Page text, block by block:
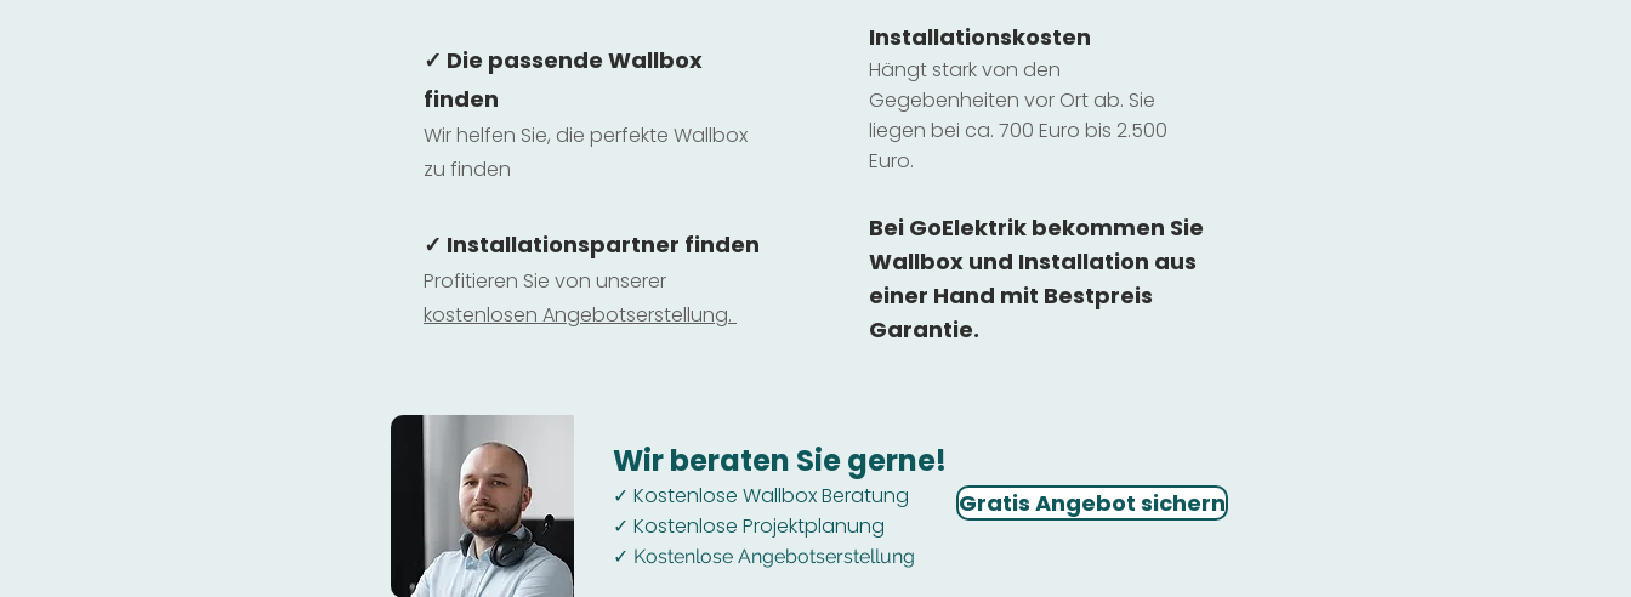
✓ Die passende Wallbox
finden
Wir helfen Sie, die perfekte Wallbox
zu finden
✓ Installationspartner finden
Profitieren Sie von unserer
kostenlosen Angebotserstellung.
Installationskosten
Hängt stark von den
Gegebenheiten vor Ort ab. Sie
liegen bei ca. 700 Euro bis 2.500
Euro.
Bei GoElektrik bekommen Sie
Wallbox und Installation aus
einer Hand mit Bestpreis
Garantie.
Wir beraten Sie gerne!
✓ Kostenlose Wallbox Beratung
✓ Kostenlose Projektplanung
✓ Kostenlose Angebotserstellung
Gratis Angebot sichern